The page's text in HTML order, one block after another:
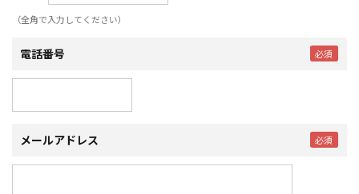
（全角で入力してください）
電話番号
メールアドレス